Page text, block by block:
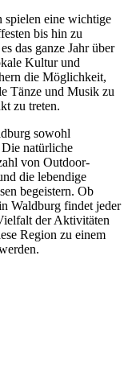
spielen eine wichtige
bis hin zu
das ganze Jahr über
Kultur und
die Möglichkeit,
Tänze und Musik zu
zu treten.
sowohl
natürliche
von Outdoor-
die lebendige
begeistern. Ob
Waldburg findet jeder
der Aktivitäten
Region zu einem